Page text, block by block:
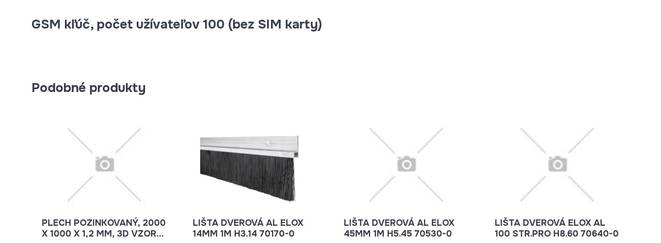
GSM kľúč, počet užívateľov 100 (bez SIM karty)
Podobné produkty
PLECH POZINKOVANÝ, 2000
X 1000 X 1,2 MM, 3D VZOR
LIŠTA DVEROVÁ AL ELOX
14MM 1M H3.14 70170-0
LIŠTA DVEROVÁ AL ELOX
45MM 1M H5.45 70530-0
LIŠTA DVEROVÁ ELOX AL
100 STR.PRO H8.60 70640-0